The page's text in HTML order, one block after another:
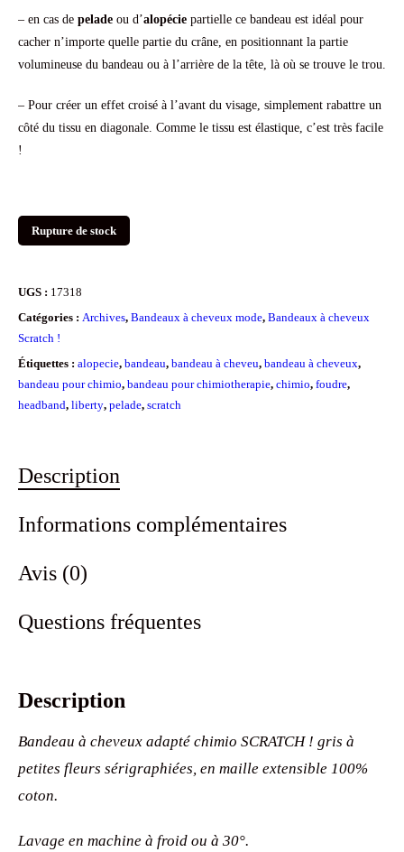
– en cas de pelade ou d’alopécie partielle ce bandeau est idéal pour
cacher n’importe quelle partie du crâne, en positionnant la partie
volumineuse du bandeau ou à l’arrière de la tête, là où se trouve le trou.
– Pour créer un effet croisé à l’avant du visage, simplement rabattre un
côté du tissu en diagonale. Comme le tissu est élastique, c’est très facile
!
Rupture de stock
UGS : 17318
Catégories : Archives, Bandeaux à cheveux mode, Bandeaux à cheveux
Scratch !
Étiquettes : alopecie, bandeau, bandeau à cheveu, bandeau à cheveux,
bandeau pour chimio, bandeau pour chimiotherapie, chimio, foudre,
headband, liberty, pelade, scratch
Description
Informations complémentaires
Avis (0)
Questions fréquentes
Description
Bandeau à cheveux adapté chimio SCRATCH ! gris à
petites fleurs sérigraphiées, en maille extensible 100%
coton.
Lavage en machine à froid ou à 30°.